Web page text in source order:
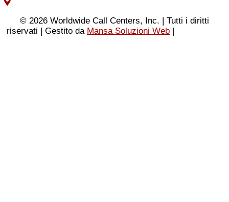
© 2026 Worldwide Call Centers, Inc. | Tutti i diritti
riservati | Gestito da Mansa Soluzioni Web |